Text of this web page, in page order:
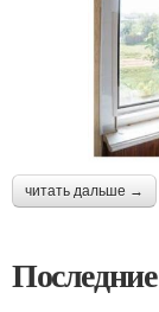
читать дальше →